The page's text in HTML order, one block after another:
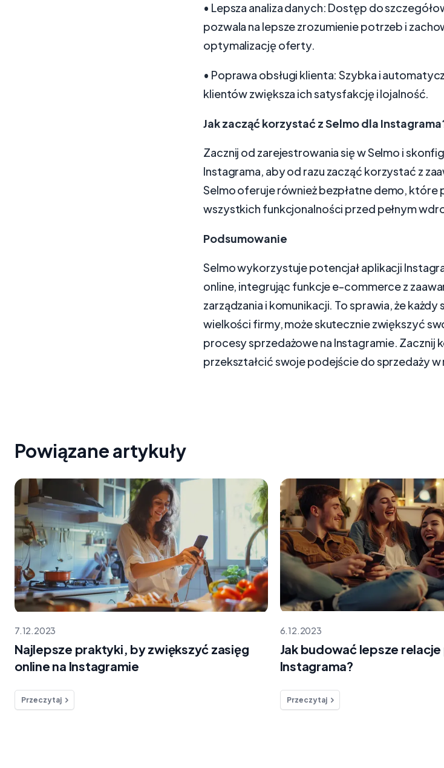
• Lepsza analiza danych: Dostęp do
pozwala na lepsze zrozumienie potrzeb i
optymalizację oferty.
• Poprawa obsługi klienta: Szybka i
klientów zwiększa ich satysfakcję i lojalność.
Jak zacząć korzystać z Selmo dla
Zacznij od zarejestrowania się w Selmo i
Instagrama, aby od razu zacząć korzystać z
Selmo oferuje również bezpłatne demo, które
wszystkich funkcjonalności przed pełnym
Podsumowanie
Selmo wykorzystuje potencjał aplikacji
online, integrując funkcje e-commerce z
zarządzania i komunikacji. To sprawia, że
wielkości firmy, może skutecznie zwiększyć
procesy sprzedażowe na Instagramie. Zacznij
przekształcić swoje podejście do sprzedaży
Powiązane artykuły
7.12.2023
Najlepsze praktyki, by zwiększyć zasięg
online na Instagramie
Przeczytaj
6.12.2023
Jak budować lepsze
Instagrama?
Przeczytaj